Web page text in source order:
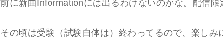
前に新曲Informationには出るわけないのかな。配信限
その頃は受験（試験自体は）終わってるので、楽しみ